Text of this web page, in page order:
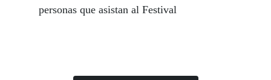
personas que asistan al Festival